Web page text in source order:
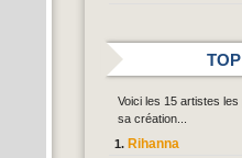
Voici les 15 artistes
sa création...
Rihanna